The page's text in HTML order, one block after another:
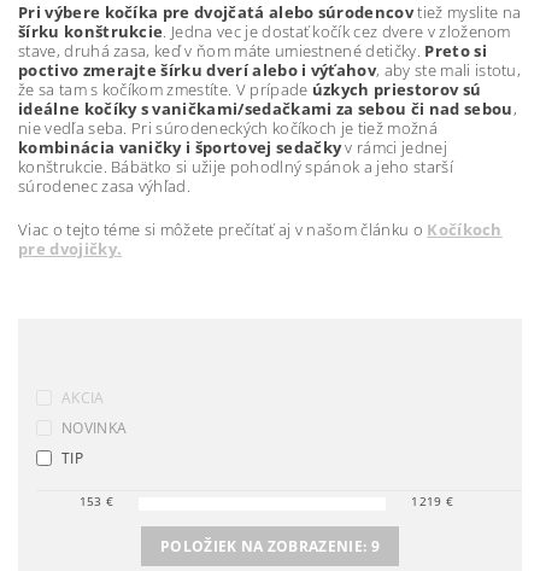
Pri výbere kočíka pre dvojčatá alebo súrodencovtiež myslite na
šírku konštrukcie. Jedna vec je dostať kočík cez dvere v zloženom
stave, druhá zasa, keď v ňom máte umiestnené detičky. Preto si
poctivo zmerajte šírku dverí alebo i výťahov, aby ste mali istotu,
že sa tam s kočíkom zmestíte. V prípade úzkych priestorov sú
ideálne kočíky s vaničkami/sedačkami za sebou či nad sebou,
nie vedľa seba. Pri súrodeneckých kočíkoch je tiež možná
kombinácia vaničky i športovej sedačkyv rámci jednej
konštrukcie. Bábätko si užije pohodlný spánok a jeho starší
súrodenec zasa výhľad.
Viac o tejto téme si môžete prečítať aj v našom článku o Kočíkoch
pre dvojičky.
AKCIA
NOVINKA
TIP
153 € 1219 €
POLOŽIEK NA ZOBRAZENIE: 9